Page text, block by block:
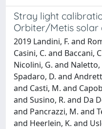
Stray light
Orbiter/Metis
2019 Landini, F. and
Casini, C. and Baccani,
Nicolini, G. and
Spadaro, D. and
and Casti, M. and
and Susino, R. and Da
and Pancrazzi, M. and
and Heerlein, K. and